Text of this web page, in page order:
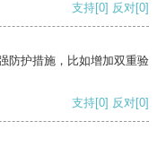
支持[0] 反对[0]
防护措施，比如增加双重验
支持[0] 反对[0]